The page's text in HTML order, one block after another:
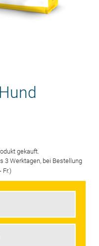
gekauft.
3 Werktagen, bei Bestellung
Fr.)